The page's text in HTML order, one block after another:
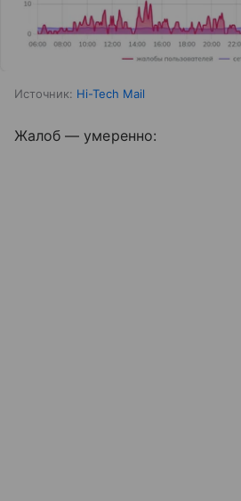
Источник: Hi-Tech Mail
Жалоб — умеренно: